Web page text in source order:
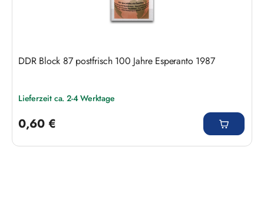
DDR Block 87 postfrisch 100 Jahre Esperanto 1987
Lieferzeit ca. 2-4 Werktage
0,60 €